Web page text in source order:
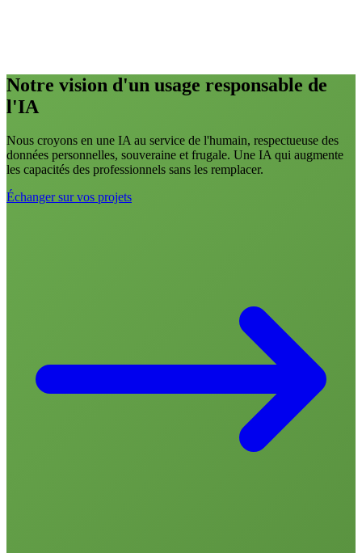
Notre vision d'un usage responsable de
l'IA
Nous croyons en une IA au service de l'humain, respectueuse des
données personnelles, souveraine et frugale. Une IA qui augmente
les capacités des professionnels sans les remplacer.
Échanger sur vos projets